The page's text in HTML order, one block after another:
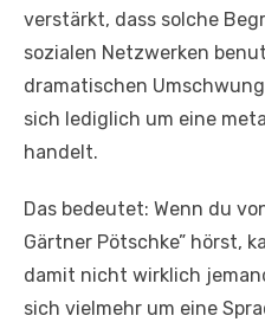
verstärkt, dass solche
sozialen Netzwerken
dramatischen
sich lediglich um eine
handelt.
Das bedeutet: Wenn du
Gärtner Pötschke” hörst,
damit nicht wirklich
sich vielmehr um eine